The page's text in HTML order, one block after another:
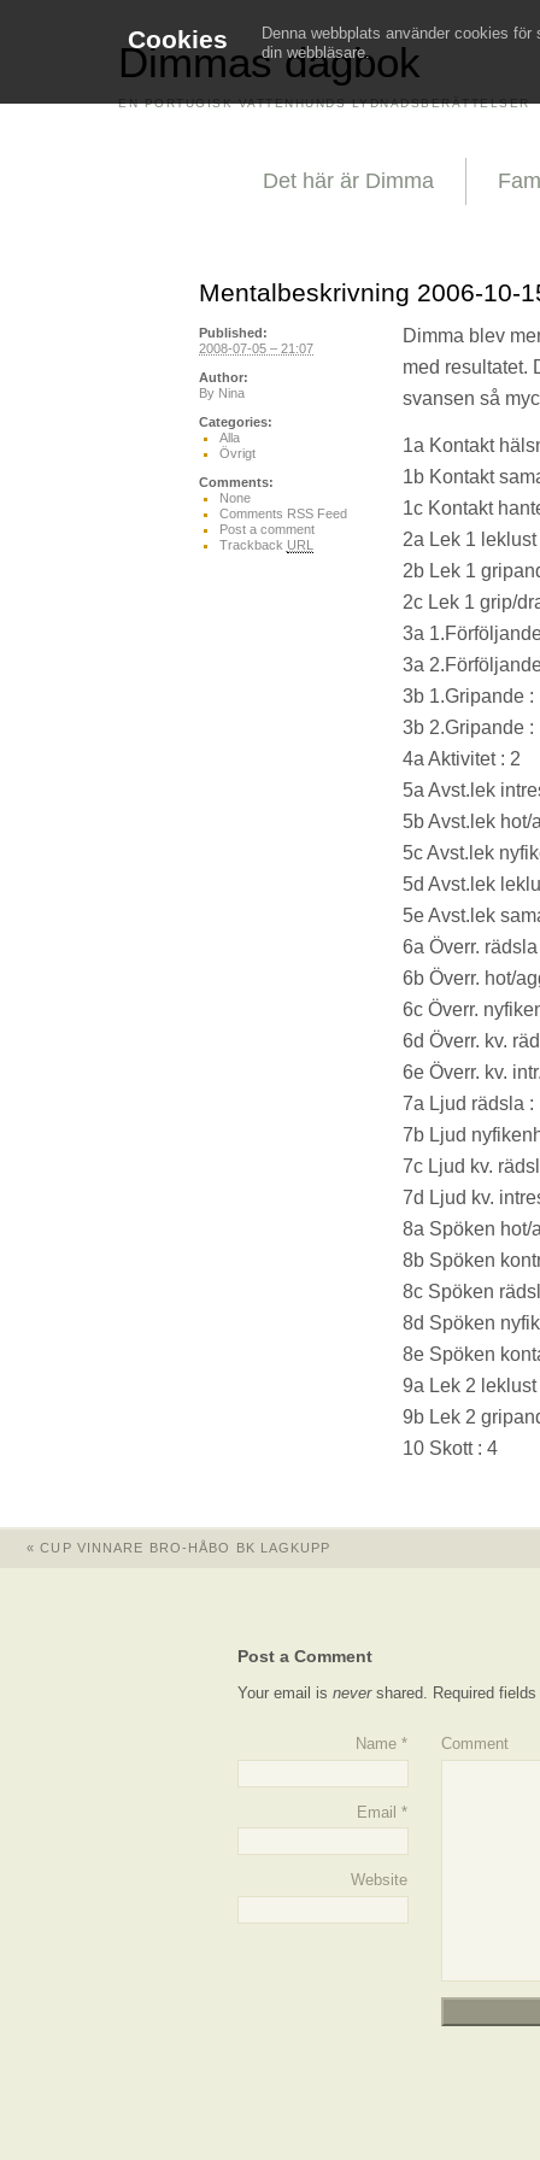
Cookies
Denna webbplats använder cookies
din webbläsare.
Dimmas dagbok
EN PORTUGISK VATTENHUNDS LYDNADSBERÄTTELSER
Det här är Dimma
Mentalbeskrivning 2006-10-
Dimma blev
med resultatet.
svansen så
1a Kontakt
1b Kontakt
1c Kontakt
2a Lek 1 leklust
2b Lek 1
2c Lek 1 grip/
3a
3a
3b 1.Gripande :
3b 2.Gripande :
4a Aktivitet : 2
5a Avst.lek
5b Avst.lek hot/
5c Avst.lek
5d Avst.lek
5e Avst.lek
6a Överr.
6b Överr. hot/
6c Överr.
6d Överr. kv.
6e Överr. kv.
7a Ljud rädsla :
7b Ljud
7c Ljud kv.
7d Ljud kv.
8a Spöken hot/
8b Spöken
8c Spöken
8d Spöken
8e Spöken
9a Lek 2 leklust
9b Lek 2
10 Skott : 4
Published:
2008-07-05 – 21:07
Author:
By Nina
Categories:
Alla
Övrigt
Comments:
None
Comments RSS Feed
Post a comment
Trackback URL
« CUP VINNARE BRO-HÅBO BK LAGKUPP
Post a Comment
Your email isnevershared. Required
Name *
Email *
Website
Comment